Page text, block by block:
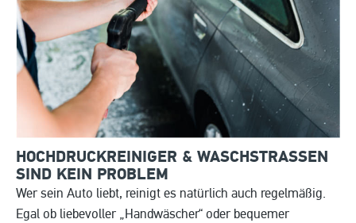
HOCHDRUCKREINIGER & WASCHSTRASSEN S
IND KEIN PROBLEM
Wer sein Auto liebt, reinigt es natürlich auch regelmäßig.
Egal ob liebevoller „Handwäscher“ oder bequemer